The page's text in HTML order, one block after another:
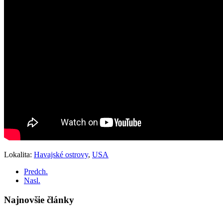
Lokalita: Havajské ostrovy, USA
Predch.
Nasl.
Najnovšie články